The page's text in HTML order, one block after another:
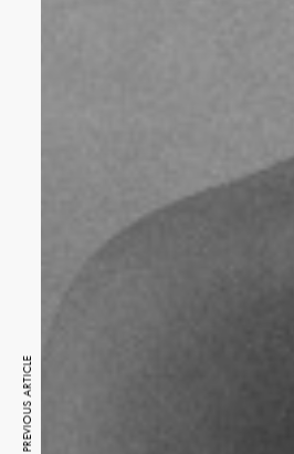
PREVIOUS ARTICLE